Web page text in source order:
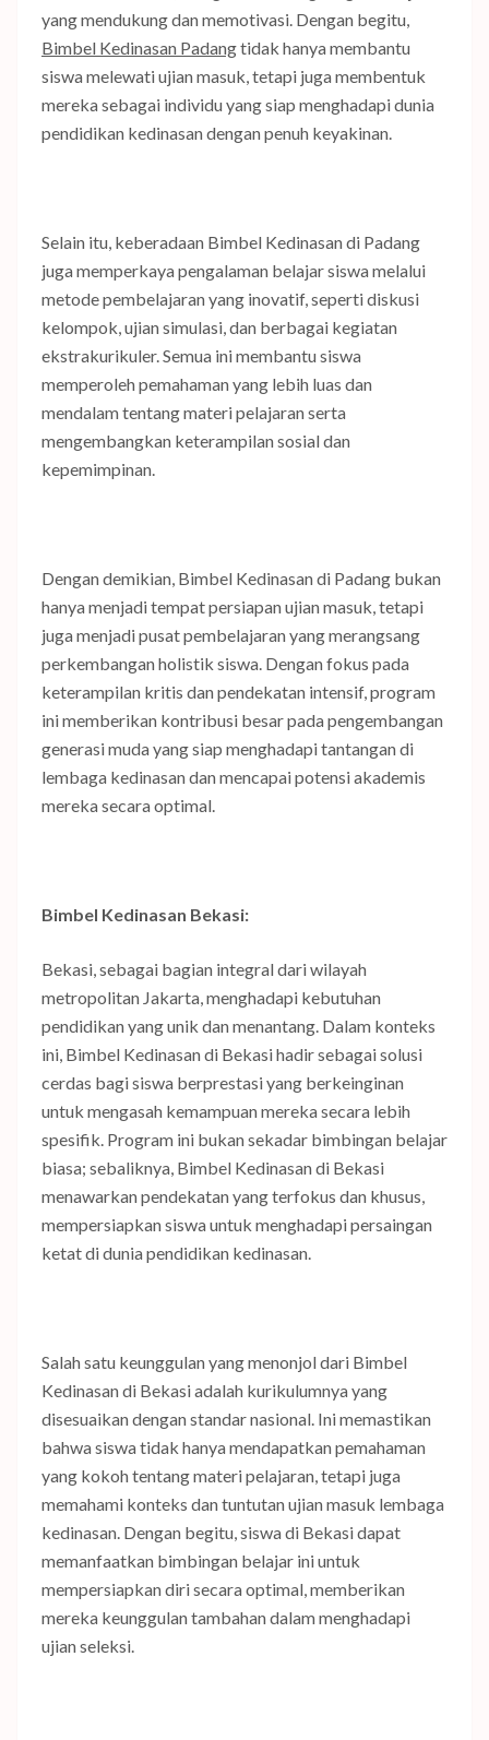
yang mendukung dan memotivasi. Dengan begitu,
Bimbel Kedinasan Padangtidak hanya membantu
siswa melewati ujian masuk, tetapi juga membentuk
mereka sebagai individu yang siap menghadapi dunia
pendidikan kedinasan dengan penuh keyakinan.
Selain itu, keberadaan Bimbel Kedinasan di Padang
juga memperkaya pengalaman belajar siswa melalui
metode pembelajaran yang inovatif, seperti diskusi
kelompok, ujian simulasi, dan berbagai kegiatan
ekstrakurikuler. Semua ini membantu siswa
memperoleh pemahaman yang lebih luas dan
mendalam tentang materi pelajaran serta
mengembangkan keterampilan sosial dan
kepemimpinan.
Dengan demikian, Bimbel Kedinasan di Padang bukan
hanya menjadi tempat persiapan ujian masuk, tetapi
juga menjadi pusat pembelajaran yang merangsang
perkembangan holistik siswa. Dengan fokus pada
keterampilan kritis dan pendekatan intensif, program
ini memberikan kontribusi besar pada pengembangan
generasi muda yang siap menghadapi tantangan di
lembaga kedinasan dan mencapai potensi akademis
mereka secara optimal.
Bimbel Kedinasan Bekasi:
Bekasi, sebagai bagian integral dari wilayah
metropolitan Jakarta, menghadapi kebutuhan
pendidikan yang unik dan menantang. Dalam konteks
ini, Bimbel Kedinasan di Bekasi hadir sebagai solusi
cerdas bagi siswa berprestasi yang berkeinginan
untuk mengasah kemampuan mereka secara lebih
spesifik. Program ini bukan sekadar bimbingan belajar
biasa; sebaliknya, Bimbel Kedinasan di Bekasi
menawarkan pendekatan yang terfokus dan khusus,
mempersiapkan siswa untuk menghadapi persaingan
ketat di dunia pendidikan kedinasan.
Salah satu keunggulan yang menonjol dari Bimbel
Kedinasan di Bekasi adalah kurikulumnya yang
disesuaikan dengan standar nasional. Ini memastikan
bahwa siswa tidak hanya mendapatkan pemahaman
yang kokoh tentang materi pelajaran, tetapi juga
memahami konteks dan tuntutan ujian masuk lembaga
kedinasan. Dengan begitu, siswa di Bekasi dapat
memanfaatkan bimbingan belajar ini untuk
mempersiapkan diri secara optimal, memberikan
mereka keunggulan tambahan dalam menghadapi
ujian seleksi.